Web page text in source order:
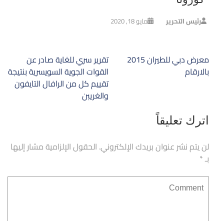
رئيس التحرير مايو 18, 2020
تصفّح
المقالات
تقرير سري للغاية صادر عن
القوات الجوية السويسرية بنتيجة
تقييم كل من الرافال التايفون
والغريبن
معرض دبي للطيران 2015
بالارقام
اترك تعليقاً
لن يتم نشر عنوان بريدك الإلكتروني. الحقول الإلزامية مشار إليها
بـ*